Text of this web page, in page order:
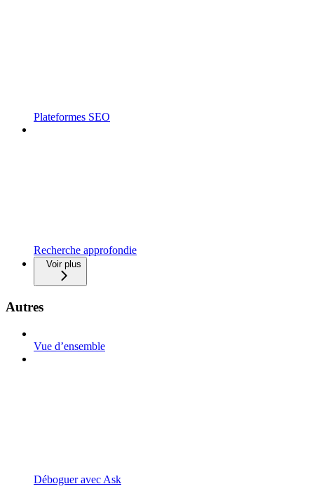
Plateformes SEO
Recherche approfondie
Voir plus
Autres
Vue d’ensemble
Déboguer avec Ask